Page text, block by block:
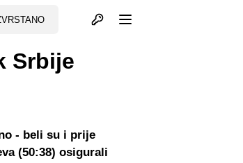
Otvori profil
Srbije
- beli su i prije
(50:38) osigurali